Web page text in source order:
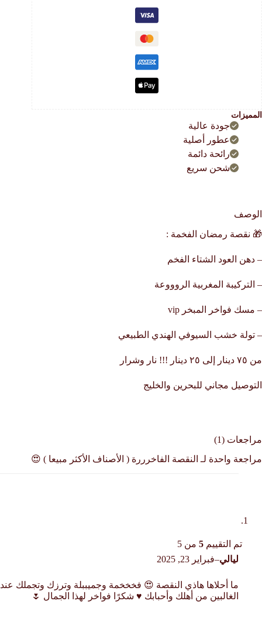
المميزات
جودة عالية
عطور أصلية
رائحة دائمة
شحن سريع
الوصف
🎁 نقصة رمضان الفخمة :
– دهن العود الشتاء الفخم
– التركيبة المغربية الروووعة
– مسك فواخر المبخر vip
– تولة خشب السيوفي الهندي الطبيعي
من ٧٥ دينار إلى ٢٥ دينار !!! نار وشرار
التوصيل مجاني للبحرين والخليج
مراجعات (1)
مراجعة واحدة لـ النقصة الفاخرررة ( الأصناف الأكثر مبيعا ) 😍
تم التقييم 5من 5
ليالي–فبراير 23, 2025
ما أحلاها هاذي النقصة 😍 فخخخمة وجميببلة وترزك وتجملك عند
الغالبين من أهلك وأحبابك ♥️ شكرًا فواخر لهذا الجمال 🌷